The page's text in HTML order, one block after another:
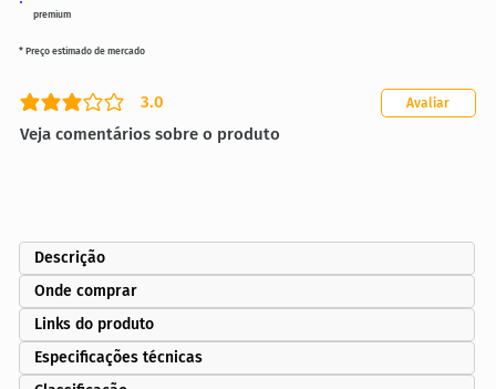
premium
3.0
classificação média é 3 de 5
Veja comentários sobre o produto
Avaliar
* Preço estimado de mercado
Descrição
Onde comprar
Links do produto
Especificações técnicas